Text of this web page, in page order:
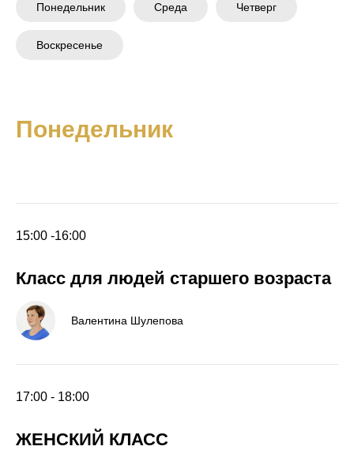
Понедельник Среда Четверг
Воскресенье
Понедельник
15:00 -16:00
Класс для людей старшего возраста
Валентина Шулепова
17:00 - 18:00
ЖЕНСКИЙ КЛАСС